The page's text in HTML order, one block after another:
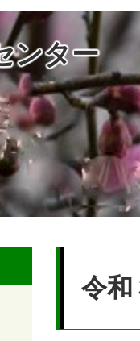
ンター
令和